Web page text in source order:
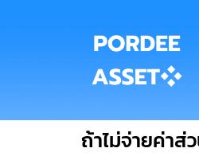
ถ้าไม่จ่ายค่าส่